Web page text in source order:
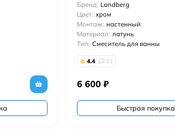
Бренд: Landberg
Цвет: хром
Монтаж: настенный
Материал: латунь
Тип: Смеситель для ванны
4.4 21
6 600 ₽
Быстрая покупка